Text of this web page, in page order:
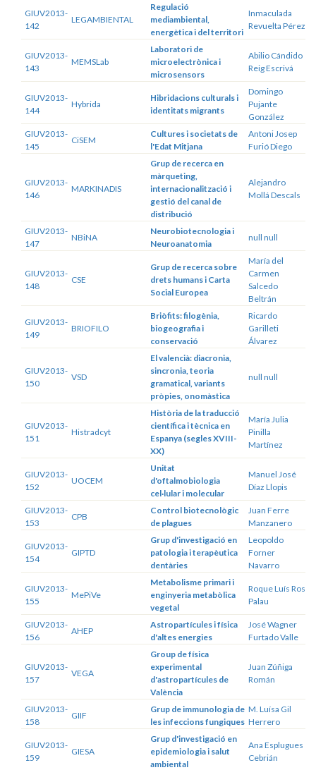
GIUV2013-
142
LEGAMBIENTAL
Regulació
mediambiental,
energètica i del territori
Inmaculada
Revuelta Pérez
GIUV2013-
143
MEMSLab
Laboratori de
microelectrònica i
microsensors
Abilio Cándido
Reig Escrivá
GIUV2013-
144
Hybrida
Hibridacions culturals i
identitats migrants
Domingo
Pujante
González
GIUV2013-
145
CiSEM
Cultures i societats de
l'Edat Mitjana
Antoni Josep
Furió Diego
GIUV2013-
146
MARKINADIS
Grup de recerca en
màrqueting,
internacionalització i
gestió del canal de
distribució
Alejandro
Mollá Descals
GIUV2013-
147
NBiNA
Neurobiotecnologia i
Neuroanatomia
null null
GIUV2013-
148
CSE
Grup de recerca sobre
drets humans i Carta
Social Europea
María del
Carmen
Salcedo
Beltrán
GIUV2013-
149
BRIOFILO
Briòfits: filogènia,
biogeografia i
conservació
Ricardo
Garilleti
Álvarez
GIUV2013-
150
VSD
El valencià: diacronia,
sincronia, teoria
gramatical, variants
pròpies, onomàstica
null null
GIUV2013-
151
Histradcyt
Història de la traducció
científica i tècnica en
Espanya (segles XVIII-
XX)
María Julia
Pinilla
Martínez
GIUV2013-
152
UOCEM
Unitat
d'oftalmobiologia
cel·lular i molecular
Manuel José
Díaz Llopis
GIUV2013-
153
CPB
Control biotecnològic
de plagues
Juan Ferre
Manzanero
GIUV2013-
154
GIPTD
Grup d'investigació en
patologia i terapèutica
dentàries
Leopoldo
Forner
Navarro
GIUV2013-
155
MePiVe
Metabolisme primari i
enginyeria metabòlica
vegetal
Roque Luís Ros
Palau
GIUV2013-
156
AHEP
Astropartícules i física
d'altes energies
José Wagner
Furtado Valle
GIUV2013-
157
VEGA
Group de física
experimental
d'astropartícules de
València
Juan Zúñiga
Román
GIUV2013-
158
GIIF
Grup de immunologia de
les infeccions fungiques
M. Luísa Gil
Herrero
GIUV2013-
159
GIESA
Grup d'investigació en
epidemiologia i salut
ambiental
Ana Esplugues
Cebrián